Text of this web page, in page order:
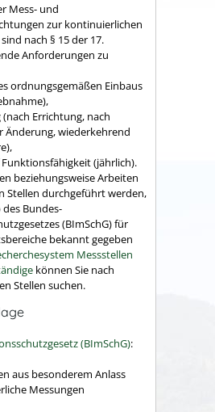
Mess- und
zur kontinuierlichen
nach § 15 der 17.
Anforderungen zu
ordnungsgemäßen Einbaus
Errichtung, nach
Änderung, wiederkehrend
(jährlich).
beziehungsweise Arbeiten
Stellen durchgeführt werden,
Bundes-
(BImSchG) für
bekannt gegeben
Messstellen
können Sie nach
Stellen suchen.
(BImSchG):
aus besonderem Anlass
Messungen